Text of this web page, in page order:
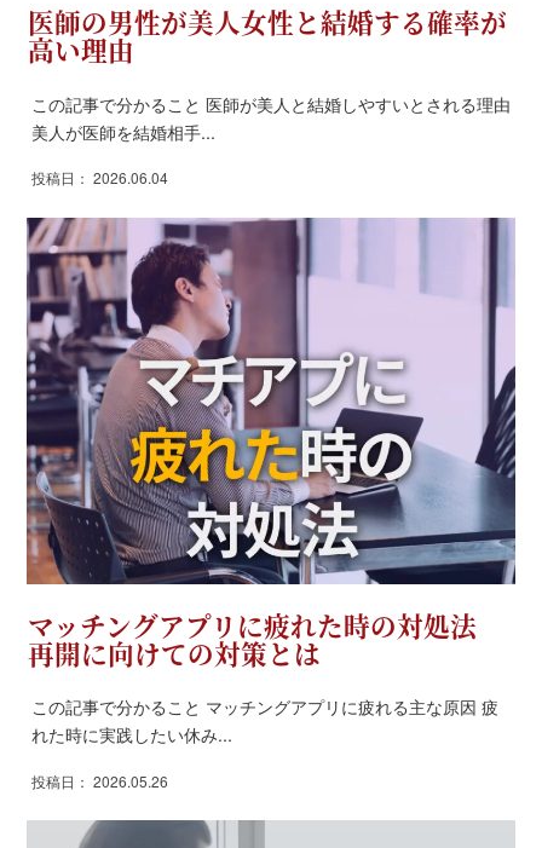
医師の男性が美人女性と結婚する確率が
高い理由
この記事で分かること 医師が美人と結婚しやすいとされる理由
美人が医師を結婚相手...
投稿日： 2026.06.04
マッチングアプリに疲れた時の対処法
再開に向けての対策とは
この記事で分かること マッチングアプリに疲れる主な原因 疲
れた時に実践したい休み...
投稿日： 2026.05.26